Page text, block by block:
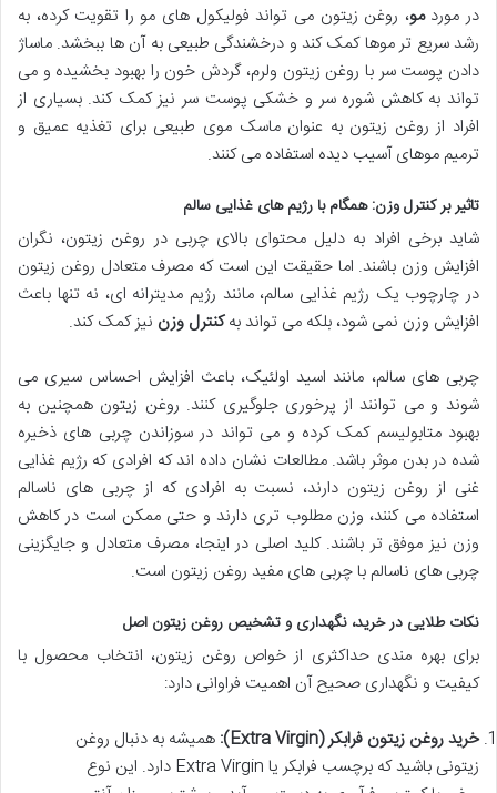
در موردمو، روغن زیتون می تواند فولیکول های مو را تقویت کرده، به
رشد سریع تر موها کمک کند و درخشندگی طبیعی به آن ها ببخشد. ماساژ
دادن پوست سر با روغن زیتون ولرم، گردش خون را بهبود بخشیده و می
تواند به کاهش شوره سر و خشکی پوست سر نیز کمک کند. بسیاری از
افراد از روغن زیتون به عنوان ماسک موی طبیعی برای تغذیه عمیق و
ترمیم موهای آسیب دیده استفاده می کنند.
تاثیر بر کنترل وزن: همگام با رژیم های غذایی سالم
شاید برخی افراد به دلیل محتوای بالای چربی در روغن زیتون، نگران
افزایش وزن باشند. اما حقیقت این است که مصرف متعادل روغن زیتون
در چارچوب یک رژیم غذایی سالم، مانند رژیم مدیترانه ای، نه تنها باعث
افزایش وزن نمی شود، بلکه می تواند بهکنترل وزن نیز کمک کند.
چربی های سالم، مانند اسید اولئیک، باعث افزایش احساس سیری می
شوند و می توانند از پرخوری جلوگیری کنند. روغن زیتون همچنین به
بهبود متابولیسم کمک کرده و می تواند در سوزاندن چربی های ذخیره
شده در بدن موثر باشد. مطالعات نشان داده اند که افرادی که رژیم غذایی
غنی از روغن زیتون دارند، نسبت به افرادی که از چربی های ناسالم
استفاده می کنند، وزن مطلوب تری دارند و حتی ممکن است در کاهش
وزن نیز موفق تر باشند. کلید اصلی در اینجا، مصرف متعادل و جایگزینی
چربی های ناسالم با چربی های مفید روغن زیتون است.
نکات طلایی در خرید، نگهداری و تشخیص روغن زیتون اصل
برای بهره مندی حداکثری از خواص روغن زیتون، انتخاب محصول با
کیفیت و نگهداری صحیح آن اهمیت فراوانی دارد:
خرید روغن زیتون فرابکر (Extra Virgin):
همیشه به دنبال روغن
زیتونی باشید که برچسب فرابکر یا Extra Virgin دارد. این نوع